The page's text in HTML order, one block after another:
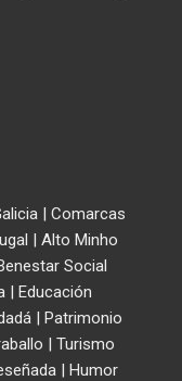
| Comarcas
| Alto Minho
Social
| Educación
| Patrimonio
| Turismo
| Humor